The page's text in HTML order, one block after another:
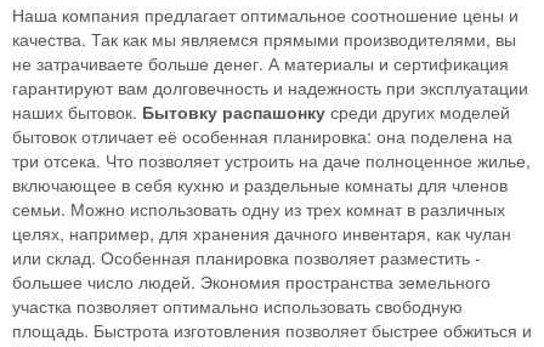
Наша компания предлагает оптимальное соотношение цены и
качества. Так как мы являемся прямыми производителями, вы
не затрачиваете больше денег. А материалы и сертификация
гарантируют вам долговечность и надежность при эксплуатации
наших бытовок. Бытовку распашонку среди других моделей
бытовок отличает её особенная планировка: она поделена на
три отсека. Что позволяет устроить на даче полноценное жилье,
включающее в себя кухню и раздельные комнаты для членов
семьи. Можно использовать одну из трех комнат в различных
целях, например, для хранения дачного инвентаря, как чулан
или склад. Особенная планировка позволяет разместить -
большее число людей. Экономия пространства земельного
участка позволяет оптимально использовать свободную
площадь. Быстрота изготовления позволяет быстрее обжиться и